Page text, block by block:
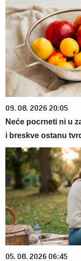
09. 08. 2026 20:05
Neće pocrneti ni u
i breskve ostanu
05. 08. 2026 06:45